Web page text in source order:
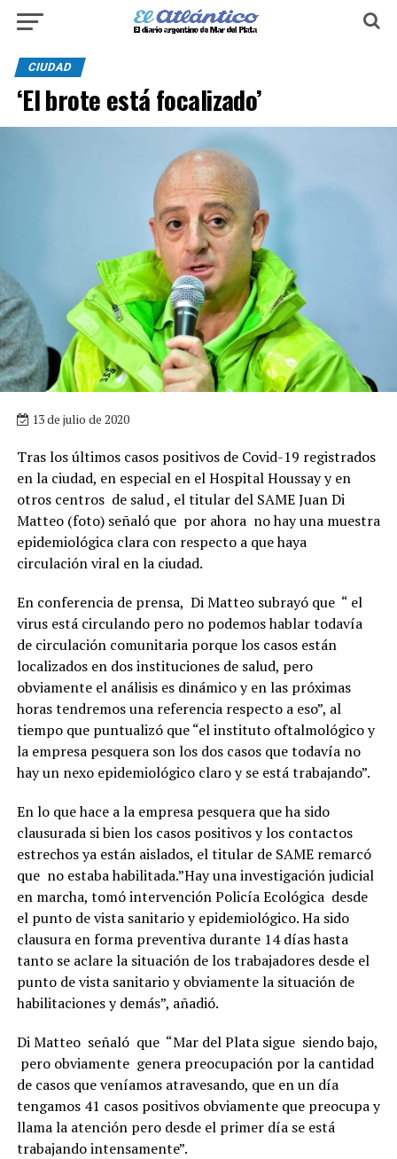
CIUDAD
‘El brote está focalizado’
13 de julio de 2020
Tras los últimos casos positivos de Covid-19 registrados
en la ciudad, en especial en el Hospital Houssay y en
otros centros de salud , el titular del SAME Juan Di
Matteo (foto) señaló que por ahora no hay una muestra
epidemiológica clara con respecto a que haya
circulación viral en la ciudad.
En conferencia de prensa, Di Matteo subrayó que “ el
virus está circulando pero no podemos hablar todavía
de circulación comunitaria porque los casos están
localizados en dos instituciones de salud, pero
obviamente el análisis es dinámico y en las próximas
horas tendremos una referencia respecto a eso”, al
tiempo que puntualizó que “el instituto oftalmológico y
la empresa pesquera son los dos casos que todavía no
hay un nexo epidemiológico claro y se está trabajando”.
En lo que hace a la empresa pesquera que ha sido
clausurada si bien los casos positivos y los contactos
estrechos ya están aislados, el titular de SAME remarcó
que no estaba habilitada.”Hay una investigación judicial
en marcha, tomó intervención Policía Ecológica desde
el punto de vista sanitario y epidemiológico. Ha sido
clausura en forma preventiva durante 14 días hasta
tanto se aclare la situación de los trabajadores desde el
punto de vista sanitario y obviamente la situación de
habilitaciones y demás”, añadió.
Di Matteo señaló que “Mar del Plata sigue siendo bajo,
pero obviamente genera preocupación por la cantidad
de casos que veníamos atravesando, que en un día
tengamos 41 casos positivos obviamente que preocupa y
llama la atención pero desde el primer día se está
trabajando intensamente”.